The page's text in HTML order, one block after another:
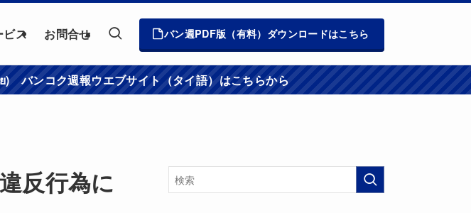
ビス お問合せ バン週PDF版（有料）ダウンロードはこちら
ンコク週報ウエブサイト（タイ語）はこちらから
反行為に